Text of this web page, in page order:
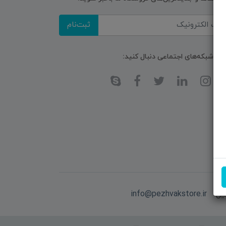
ثبت‌نام
را در شبکه‌های اجتماعی دنبال کنید:
info@pezhvakstore.ir